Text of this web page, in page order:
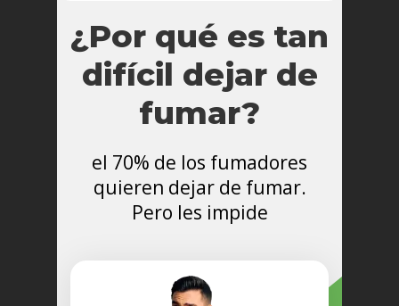
¿Por qué es tan
difícil dejar de
fumar?
el 70% de los fumadores
quieren dejar de fumar.
Pero les impide